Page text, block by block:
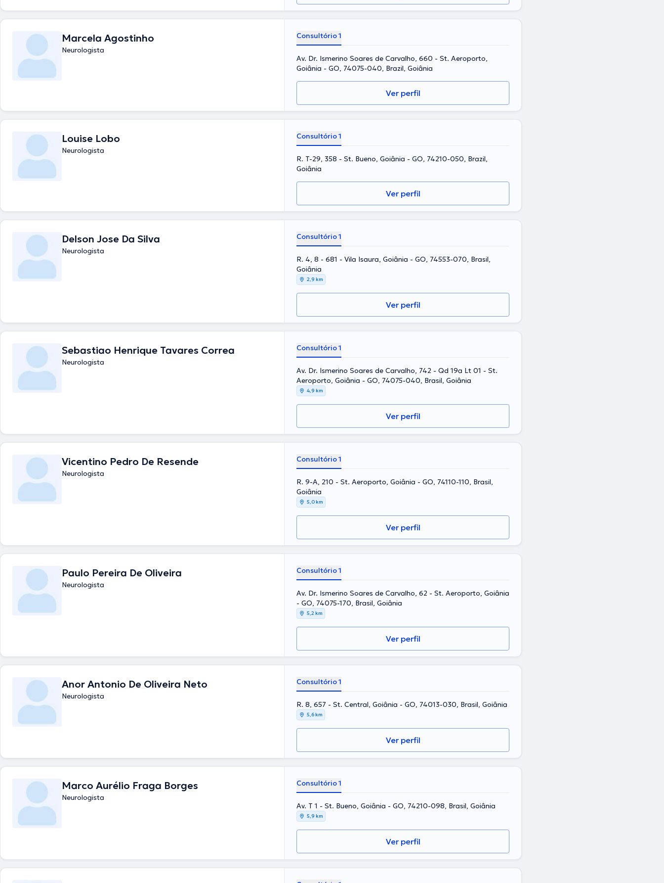
Marcela Agostinho
Neurologista
Consultório 1
Av. Dr. Ismerino Soares de Carvalho, 660 - St. Aeroporto,
Goiânia - GO, 74075-040, Brazil, Goiânia
Ver perfil
Louise Lobo
Neurologista
Consultório 1
R. T-29, 358 - St. Bueno, Goiânia - GO, 74210-050, Brazil,
Goiânia
Ver perfil
Delson Jose Da Silva
Neurologista
Consultório 1
R. 4, 8 - 681 - Vila Isaura, Goiânia - GO, 74553-070, Brasil,
Goiânia
2,9 km
Ver perfil
Sebastiao Henrique Tavares Correa
Neurologista
Consultório 1
Av. Dr. Ismerino Soares de Carvalho, 742 - Qd 19a Lt 01 - St.
Aeroporto, Goiânia - GO, 74075-040, Brasil, Goiânia
4,9 km
Ver perfil
Vicentino Pedro De Resende
Neurologista
Consultório 1
R. 9-A, 210 - St. Aeroporto, Goiânia - GO, 74110-110, Brasil,
Goiânia
5,0 km
Ver perfil
Paulo Pereira De Oliveira
Neurologista
Consultório 1
Av. Dr. Ismerino Soares de Carvalho, 62 - St. Aeroporto, Goiânia
- GO, 74075-170, Brasil, Goiânia
5,2 km
Ver perfil
Anor Antonio De Oliveira Neto
Neurologista
Consultório 1
R. 8, 657 - St. Central, Goiânia - GO, 74013-030, Brasil, Goiânia
5,6 km
Ver perfil
Marco Aurélio Fraga Borges
Neurologista
Consultório 1
Av. T 1 - St. Bueno, Goiânia - GO, 74210-098, Brasil, Goiânia
5,9 km
Ver perfil